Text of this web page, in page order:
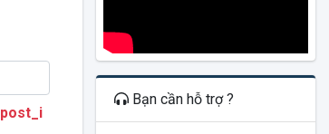
post_i
Bạn cần hỗ trợ ?